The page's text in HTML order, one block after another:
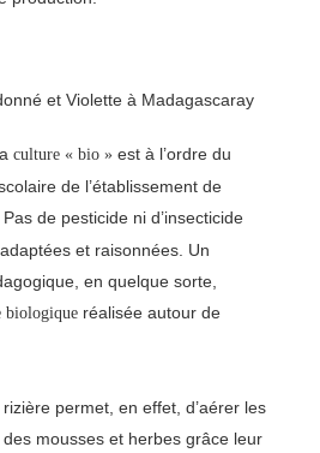
culture « bio » est à l’ordre du
de l’établissement de
de pesticide ni d’insecticide
et raisonnées. Un
en quelque sorte,
biologiqueréalisée autour de
permet, en effet, d’aérer les
des mousses et herbes grâce leur